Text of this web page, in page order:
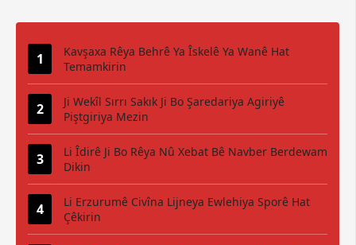
Kavşaxa Rêya Behrê Ya Îskelê Ya Wanê Hat
Temamkirin
Ji Wekîl Sırrı Sakık Ji Bo Şaredariya Agiriyê
Piştgiriya Mezin
Li Îdirê Ji Bo Rêya Nû Xebat Bê Navber Berdewam
Dikin
Li Erzurumê Civîna Lijneya Ewlehiya Sporê Hat
Çêkirin